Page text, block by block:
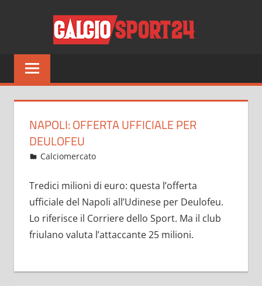
Tutto
sul
del
solo
NAPOLI: OFFERTA UFFICIALE PER
DEULOFEU
Giugno 4, 2022
admin
Calciomercato
Tredici milioni di euro: questa l’offerta
ufficiale del Napoli all’Udinese per Deulofeu.
Lo riferisce il Corriere dello Sport. Ma il club
friulano valuta l’attaccante 25 milioni.